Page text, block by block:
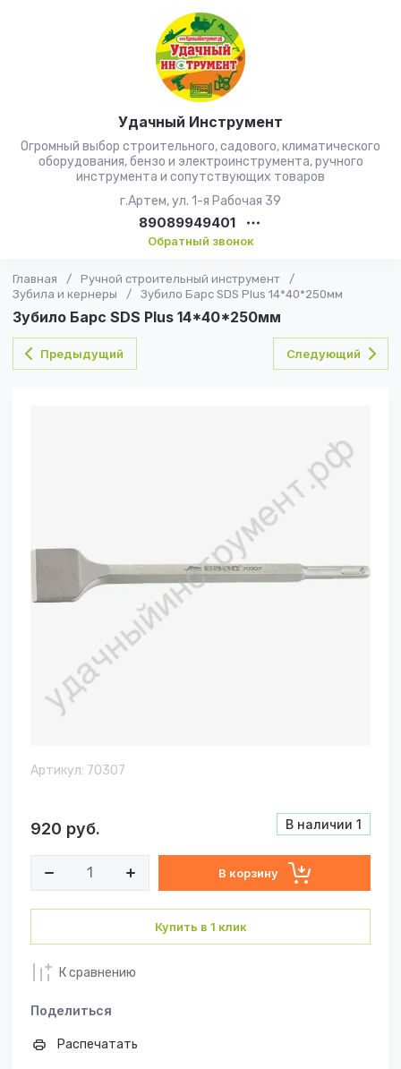
Удачный Инструмент
Огромный выбор строительного, садового, климатического
оборудования, бензо и электроинструмента, ручного
инструмента и сопутствующих товаров
г.Артем, ул. 1-я Рабочая 39
89089949401
Обратный звонок
Главная / Ручной строительный инструмент
/
Зубила и кернеры
/ Зубило Барс SDS Plus 14*40*250мм
Зубило Барс SDS Plus 14*40*250мм
Предыдущий Следующий
Артикул: 70307
В наличии 1
920 руб.
В корзину
Купить в 1 клик
К сравнению
Поделиться
Распечатать